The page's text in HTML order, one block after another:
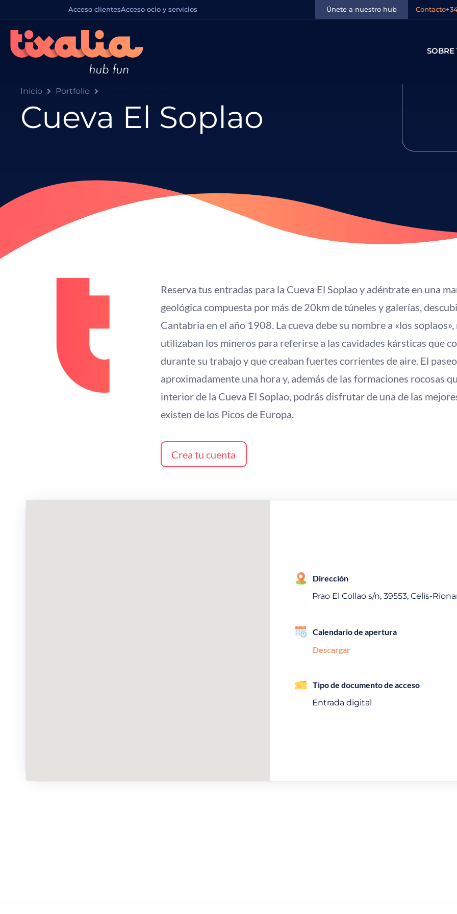
Acceso clientesAcceso ocio y servicios Únete a nuestro hub Contacto
SOBRE
Inicio Portfolio
Cueva El Soplao
Reserva tus entradas para la Cueva El Soplao y adéntrate en una
geológica compuesta por más de 20km de túneles y galerías,
Cantabria en el año 1908. La cueva debe su nombre a «los
utilizaban los mineros para referirse a las cavidades kársticas que
durante su trabajo y que creaban fuertes corrientes de aire. El
aproximadamente una hora y, además de las formaciones rocosas
interior de la Cueva El Soplao, podrás disfrutar de una de las
existen de los Picos de Europa.
Crea tu cuenta
Dirección
Prao El Collao s/n, 39553, Celis-
Calendario de apertura
Descargar
Tipo de documento de acceso
Entrada digital